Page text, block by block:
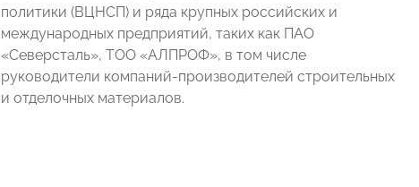
политики (ВЦНСП) и ряда крупных российских и
международных предприятий, таких как ПАО
«Северсталь», ТОО «АЛПРОФ», в том числе
руководители компаний-производителей строительных
и отделочных материалов.